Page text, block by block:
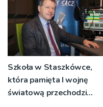
Szkoła w Staszkówce,
która pamięta I wojnę
światową przechodzi